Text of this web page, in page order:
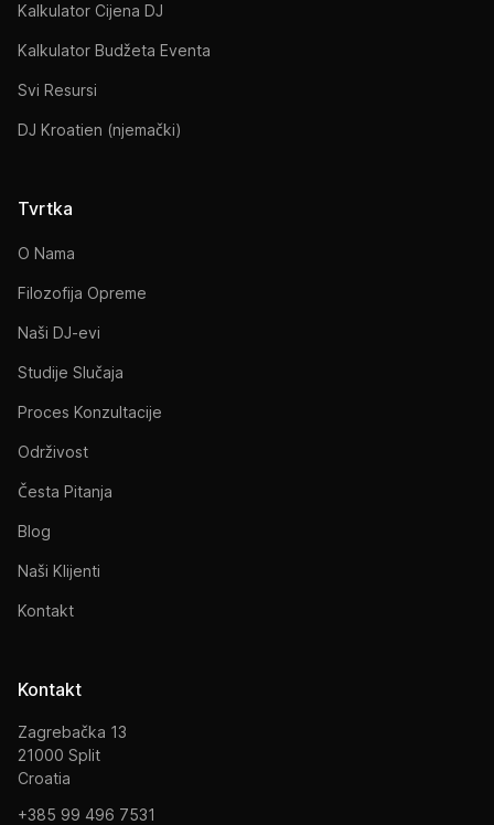
Kalkulator Cijena DJ
Kalkulator Budžeta Eventa
Svi Resursi
DJ Kroatien (njemački)
Tvrtka
O Nama
Filozofija Opreme
Naši DJ-evi
Studije Slučaja
Proces Konzultacije
Održivost
Česta Pitanja
Blog
Naši Klijenti
Kontakt
Kontakt
Zagrebačka 13
21000 Split
Croatia
+385 99 496 7531